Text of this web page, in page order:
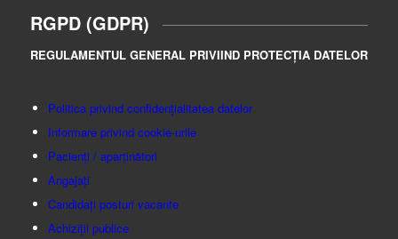
RGPD (GDPR)
REGULAMENTUL GENERAL PRIVIIND PROTECȚIA DATELOR
Politica privind confidențialitatea datelor
Informare privind cookie-urile
Pacienți / aparținători
Angajați
Candidați posturi vacante
Achiziții publice